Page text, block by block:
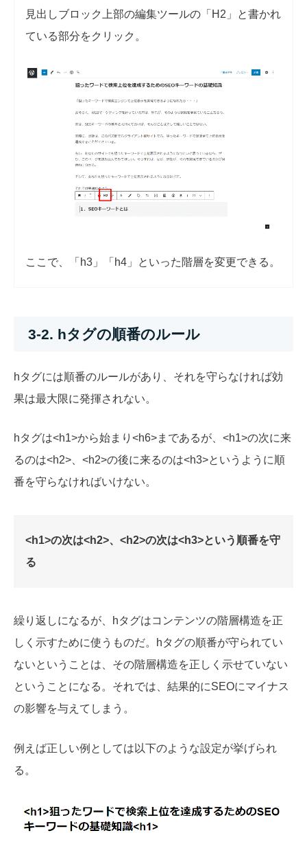
見出しブロック上部の編集ツールの「H2」と書かれ
ている部分をクリック。
ここで、「h3」「h4」といった階層を変更できる。
3-2. hタグの順番のルール
hタグには順番のルールがあり、それを守らなければ効
果は最大限に発揮されない。
hタグは<h1>から始まり<h6>まであるが、<h1>の次に来
るのは<h2>、<h2>の後に来るのは<h3>というように順
番を守らなければいけない。
<h1>の次は<h2>、<h2>の次は<h3>という順番を守
る
繰り返しになるが、hタグはコンテンツの階層構造を正
しく示すために使うものだ。hタグの順番が守られてい
ないということは、その階層構造を正しく示せていない
ということになる。それでは、結果的にSEOにマイナス
の影響を与えてしまう。
例えば正しい例としては以下のような設定が挙げられ
る。